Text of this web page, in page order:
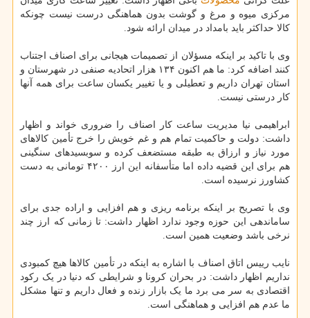
مرکزی میوه و مرغ و گوشت بدون هماهنگی درست نیست چونکه
کالا حداکثر باید بامداد در میدان ارائه شود.
وی با تاکید بر اینکه مسؤلان از تصمیمات هیجانی برای اصناف اجتناب
کنند اضافه کرد: ما هم اکنون ۱۳۴ هزار اتحادیه صنفی در شهرستان و
استان تهران داریم و تعطیلی و یا تغییر یکسان ساعت برای همه آنها
کار درستی نیست.
ابراهیمی نیا مدیریت ساعت کار اصناف را ضروری خواند و اظهار
داشت: دولت و حاکمیت تمام هم و غم خویش را خرج تأمین کالاهای
مورد نیاز و ارزاق به طبقه مستضعف کرده و سوبسیدهای سنگینی
هم برای این قضیه داده اما متأسفانه این ارز ۴۲۰۰ تومانی به دست
کشاورز نرسیده است.
وی با تصریح بر اینکه برنامه ریزی و هم افزایی و اراده جدی برای
ساماندهی این حوزه وجود ندارد اظهار داشت: تا زمانی که ارز چند
نرخی باشد وضعیت همین است.
نایب رییس اتاق اصناف با اشاره به اینکه در تأمین کالاها هیچ کمبودی
نداریم اظهار داشت: در بحران کرونا و شرایطی که دنیا در یک رکود
اقتصادی به سر می برد ما یک بازار زنده و فعال داریم و تنها مشکل
ما عدم هم افزایی و هماهنگی است.